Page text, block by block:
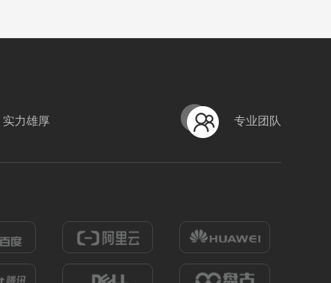
0
实力雄厚 专业团队